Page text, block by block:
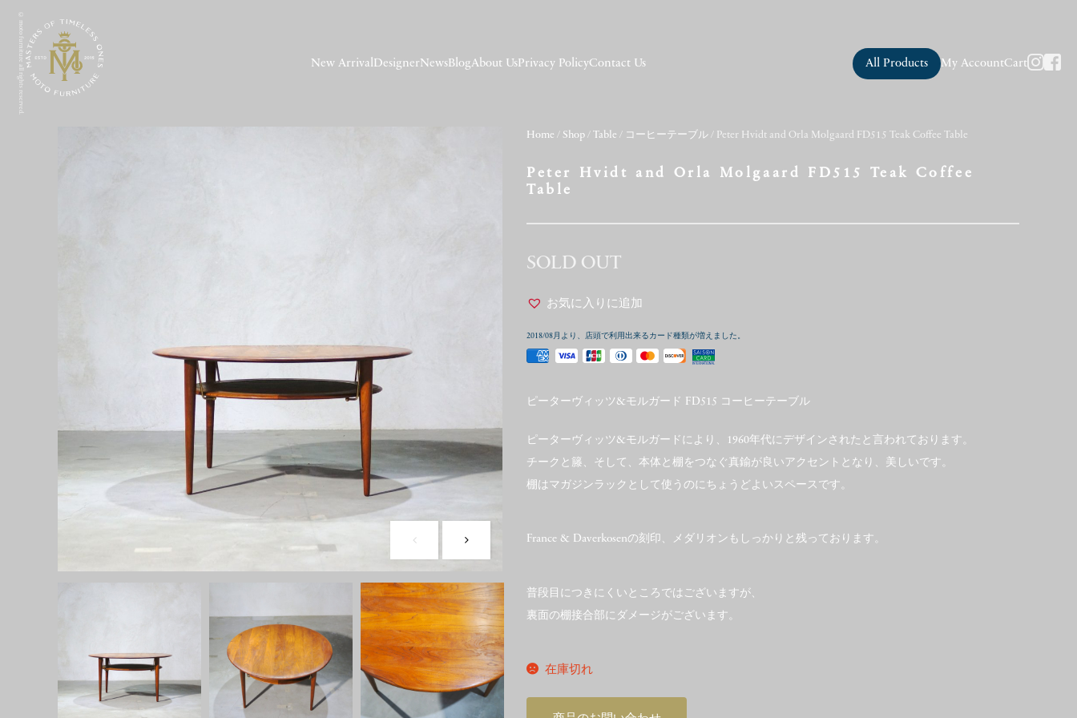
© moto furniture all rights reserved. New Arrival DesignerNewsBlogAbout UsPrivacy PolicyContact Us All Products My AccountCart
Home / Shop / Table / コーヒーテーブル / Peter Hvidt and Orla Molgaard FD515 Teak Coffee Table
Peter Hvidt and Orla Molgaard FD515 Teak Coffee
Table
SOLD OUT
お気に入りに追加
2018/08月より、店頭で利用出来るカード種類が増えました。
ピーターヴィッツ&モルガード FD515 コーヒーテーブル
ピーターヴィッツ&モルガードにより、1960年代にデザインされたと言われております。
チークと籐、そして、本体と棚をつなぐ真鍮が良いアクセントとなり、美しいです。
棚はマガジンラックとして使うのにちょうどよいスペースです。
France & Daverkosenの刻印、メダリオンもしっかりと残っております。
普段目につきにくいところではございますが、
裏面の棚接合部にダメージがございます。
在庫切れ